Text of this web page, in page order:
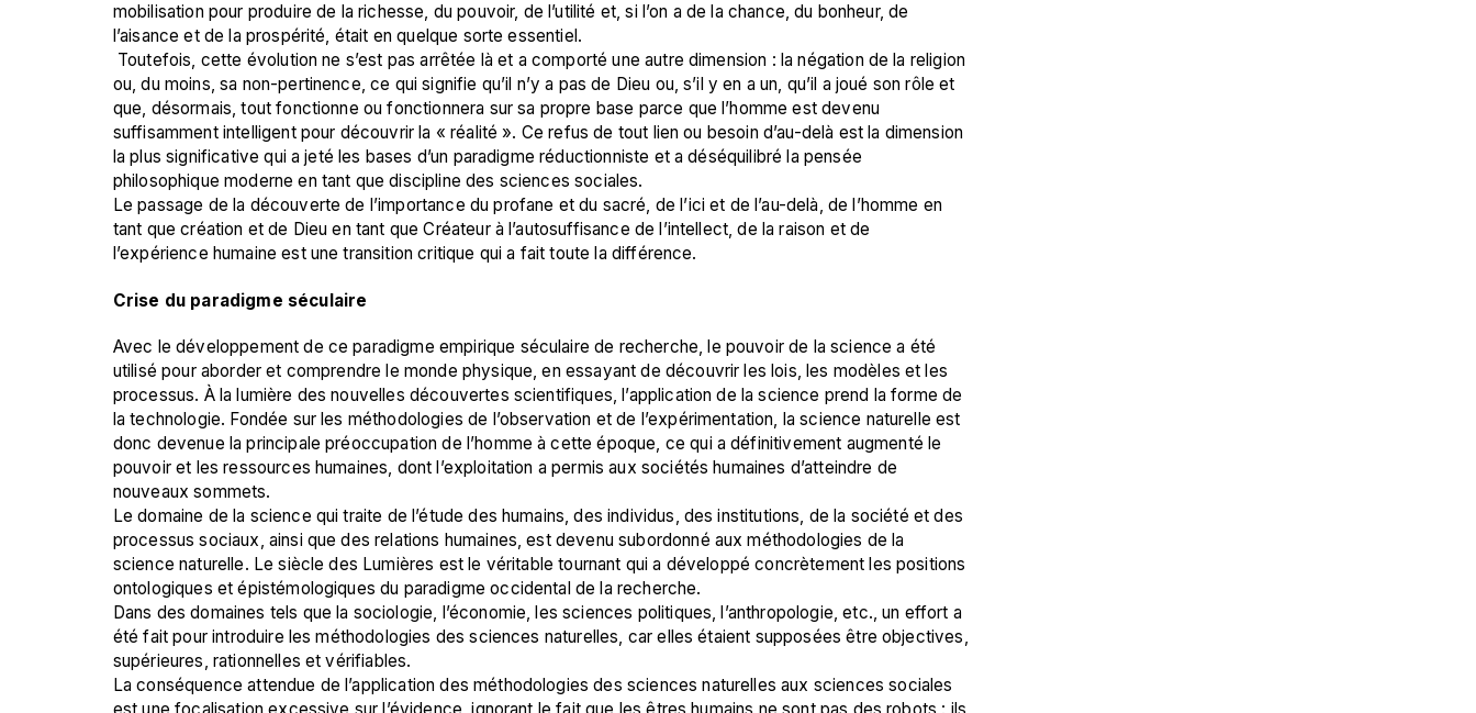
mobilisation pour produire de la richesse, du pouvoir, de l’utilité et, si l’on a de la chance, du bonheur, de
l’aisance et de la prospérité, était en quelque sorte essentiel.
ou, du moins, sa non-pertinence, ce qui signifie qu’il n’y a pas de Dieu ou, s’il y en a un, qu’il a joué son rôle et
que, désormais, tout fonctionne ou fonctionnera sur sa propre base parce que l’homme est devenu
suffisamment intelligent pour découvrir la « réalité ». Ce refus de tout lien ou besoin d’au-delà est la dimension
la plus significative qui a jeté les bases d’un paradigme réductionniste et a déséquilibré la pensée
philosophique moderne en tant que discipline des sciences sociales.
Le passage de la découverte de l’importance du profane et du sacré, de l’ici et de l’au-delà, de l’homme en
tant que création et de Dieu en tant que Créateur à l’autosuffisance de l’intellect, de la raison et de
l’expérience humaine est une transition critique qui a fait toute la différence.
Crise du paradigme séculaire
Avec le développement de ce paradigme empirique séculaire de recherche, le pouvoir de la science a été
utilisé pour aborder et comprendre le monde physique, en essayant de découvrir les lois, les modèles et les
processus. À la lumière des nouvelles découvertes scientifiques, l’application de la science prend la forme de
la technologie. Fondée sur les méthodologies de l’observation et de l’expérimentation, la science naturelle est
donc devenue la principale préoccupation de l’homme à cette époque, ce qui a définitivement augmenté le
pouvoir et les ressources humaines, dont l’exploitation a permis aux sociétés humaines d’atteindre de
nouveaux sommets.
Le domaine de la science qui traite de l’étude des humains, des individus, des institutions, de la société et des
processus sociaux, ainsi que des relations humaines, est devenu subordonné aux méthodologies de la
science naturelle. Le siècle des Lumières est le véritable tournant qui a développé concrètement les positions
ontologiques et épistémologiques du paradigme occidental de la recherche.
Dans des domaines tels que la sociologie, l’économie, les sciences politiques, l’anthropologie, etc., un effort a
été fait pour introduire les méthodologies des sciences naturelles, car elles étaient supposées être objectives,
supérieures, rationnelles et vérifiables.
La conséquence attendue de l’application des méthodologies des sciences naturelles aux sciences sociales